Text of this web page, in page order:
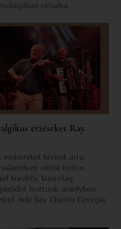
előadva.
érzéseket Ray
kérünk arra,
okból fontos
korábbi, kizárólag
hoztunk, amelyben
neki Ray Charles Georgia